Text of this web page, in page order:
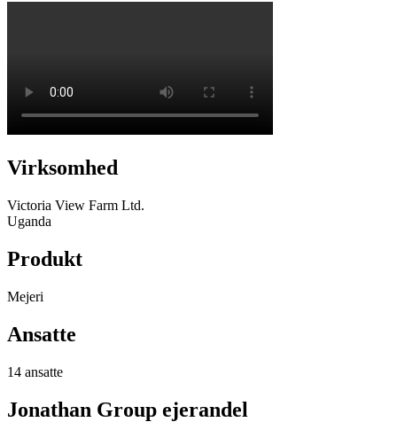
Virksomhed
Victoria View Farm Ltd.
Uganda
Produkt
Mejeri
Ansatte
14 ansatte
Jonathan Group ejerandel